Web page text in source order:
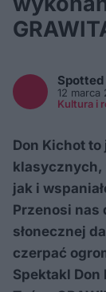
Spotted
12
Kultura i
Don Kichot
klasycznych,
jak i
Przenosi nas
słonecznej
czerpać
Spektakl